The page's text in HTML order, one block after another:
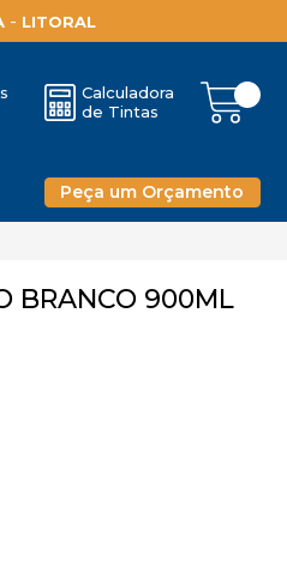
- LITORAL
Calculadora
de Tintas
Peça um Orçamento
BRANCO 900ML